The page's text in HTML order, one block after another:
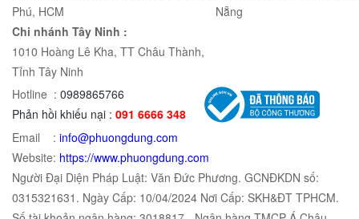
Phú, HCM
Nẵng
Chi nhánh Tây Ninh :
1010 Hoàng Lê Kha, TT Châu Thành,
Tỉnh Tây Ninh
Hotline : 0989865766
Phản hồi khiếu nại : 091 6666 348
Email : info@phuongdung.com
Website: https://www.phuongdung.com
Người Đại Diện Pháp Luật: Văn Đức Phương. GCNĐKDN số:
0315321631. Ngày Cấp: 10/04/2024 Nơi Cấp: SKH&ĐT TPHCM.